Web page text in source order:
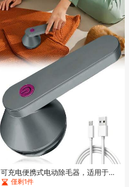
可充电便携式电动除毛器，适用于织
物、衣服、家具、地毯、绒毛剃须刀
僅剩1件